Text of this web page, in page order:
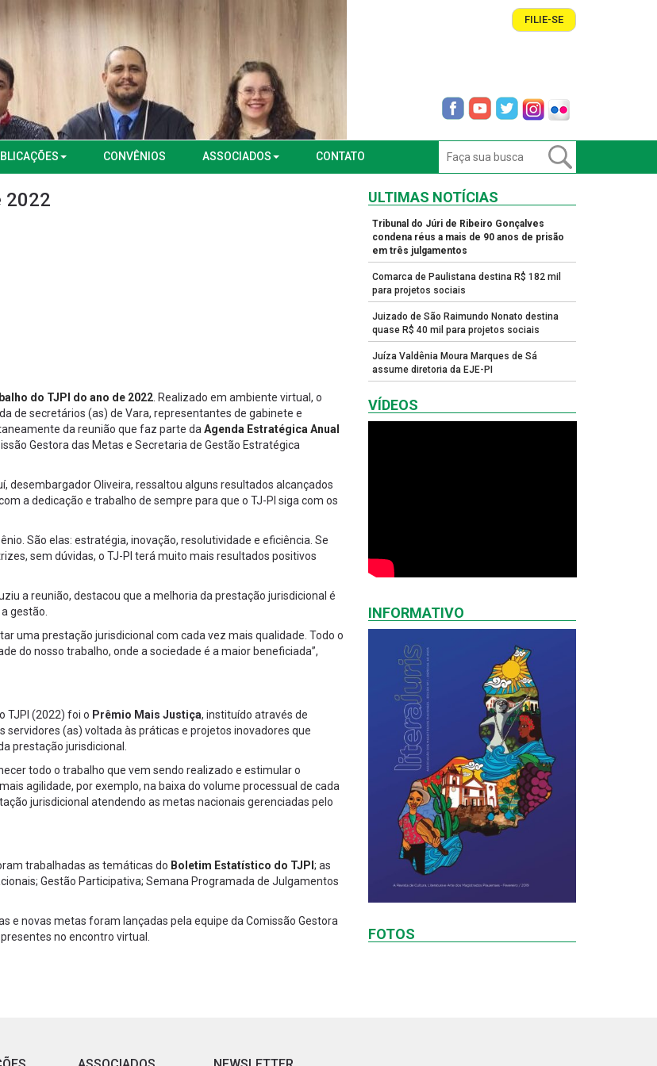
FILIE-SE
CONVÊNIOS ASSOCIADOS CONTATO
2022
do TJPI do ano de 2022 . Realizado em ambiente virtual, o
de secretários (as) de Vara, representantes de gabinete e
da reunião que faz parte da Agenda Estratégica Anual
Gestora das Metas e Secretaria de Gestão Estratégica
desembargador Oliveira, ressaltou alguns resultados alcançados
a dedicação e trabalho de sempre para que o TJ-PI siga com os
São elas: estratégia, inovação, resolutividade e eficiência. Se
sem dúvidas, o TJ-PI terá muito mais resultados positivos
a reunião, destacou que a melhoria da prestação jurisdicional é
gestão.
uma prestação jurisdicional com cada vez mais qualidade. Todo o
do nosso trabalho, onde a sociedade é a maior beneficiada”,
TJPI (2022) foi o Prêmio Mais Justiça, instituído através de
(as) voltada às práticas e projetos inovadores que
prestação jurisdicional.
todo o trabalho que vem sendo realizado e estimular o
agilidade, por exemplo, na baixa do volume processual de cada
jurisdicional atendendo as metas nacionais gerenciadas pelo
trabalhadas as temáticas do Boletim Estatístico do TJPI ; as
Gestão Participativa; Semana Programada de Julgamentos
novas metas foram lançadas pela equipe da Comissão Gestora
no encontro virtual.
ULTIMAS NOTÍCIAS
Tribunal do Júri de Ribeiro Gonçalves
condena réus a mais de 90 anos de prisão
em três julgamentos
Comarca de Paulistana destina R$ 182 mil
para projetos sociais
Juizado de São Raimundo Nonato destina
quase R$ 40 mil para projetos sociais
Juíza Valdênia Moura Marques de Sá
assume diretoria da EJE-PI
VÍDEOS
INFORMATIVO
FOTOS